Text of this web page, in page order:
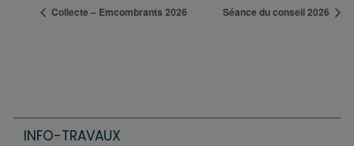
INFO-TRAVAUX
Collecte – Emcombrants 2026 Séance du conseil 2026